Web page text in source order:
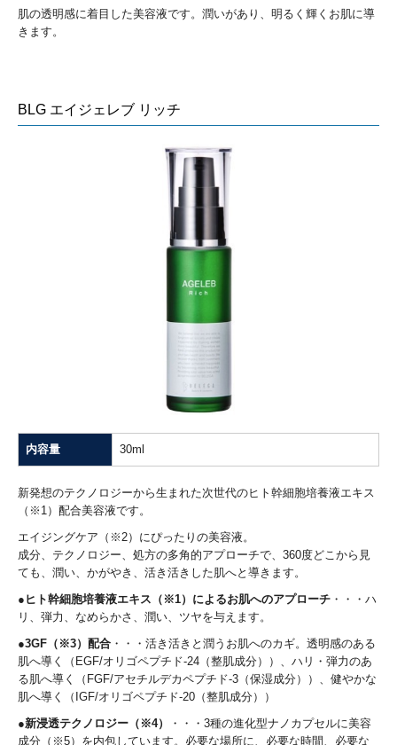
肌の透明感に着目した美容液です。潤いがあり、明るく輝くお肌に導
きます。
BLG エイジェレブ リッチ
内容量 30ml
新発想のテクノロジーから生まれた次世代のヒト幹細胞培養液エキス
（※1）配合美容液です。
エイジングケア（※2）にぴったりの美容液。
成分、テクノロジー、処方の多角的アプローチで、360度どこから見
ても、潤い、かがやき、活き活きした肌へと導きます。
●ヒト幹細胞培養液エキス（※1）によるお肌へのアプローチ ・・・ハ
リ、弾力、なめらかさ、潤い、ツヤを与えます。
●3GF（※3）配合 ・・・活き活きと潤うお肌へのカギ。透明感のある
肌へ導く（EGF/オリゴペプチド-24（整肌成分））、ハリ・弾力のあ
る肌へ導く（FGF/アセチルデカペプチド-3（保湿成分））、健やかな
肌へ導く（IGF/オリゴペプチド-20（整肌成分））
●新浸透テクノロジー（※4）
・・・3種の進化型ナノカプセルに美容
成分（※5）を内包しています。必要な場所に、必要な時間、必要な